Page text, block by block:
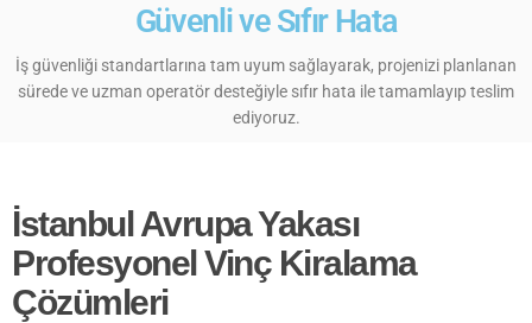
Güvenli ve Sıfır Hata
İş güvenliği standartlarına tam uyum sağlayarak, projenizi planlanan
sürede ve uzman operatör desteğiyle sıfır hata ile tamamlayıp teslim
ediyoruz.
İstanbul Avrupa Yakası
Profesyonel Vinç Kiralama
Çözümleri